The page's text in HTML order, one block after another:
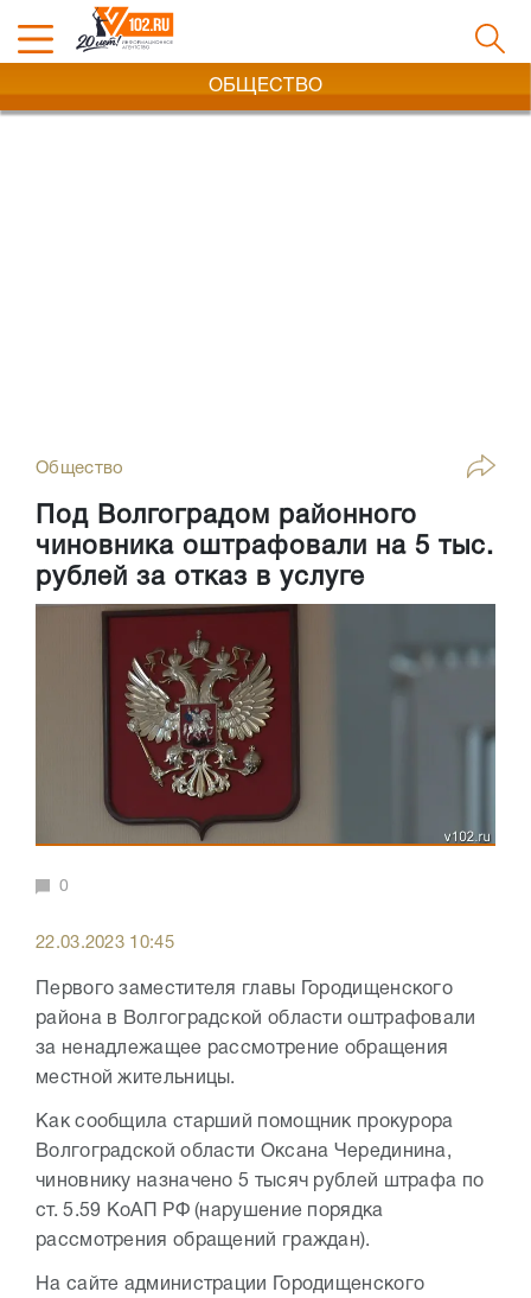
ОБЩЕСТВО
Общество
Под Волгоградом районного
чиновника оштрафовали на 5 тыс.
рублей за отказ в услуге
0
22.03.2023 10:45
Первого заместителя главы Городищенского
района в Волгоградской области оштрафовали
за ненадлежащее рассмотрение обращения
местной жительницы.
Как сообщила старший помощник прокурора
Волгоградской области Оксана Черединина,
чиновнику назначено 5 тысяч рублей штрафа по
ст. 5.59 КоАП РФ (нарушение порядка
рассмотрения обращений граждан).
На сайте администрации Городищенского